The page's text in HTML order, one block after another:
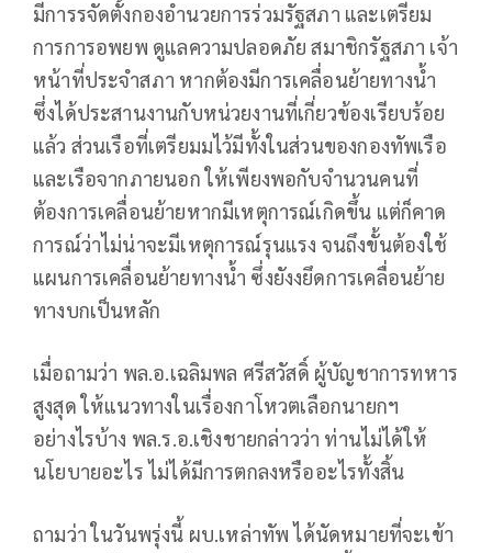
มีการรจัดตั้งกองอำนวยการร่วมรัฐสภา และเตรียม
การการอพยพ ดูแลความปลอดภัย สมาชิกรัฐสภา เจ้า
หน้าที่ประจำสภา หากต้องมีการเคลื่อนย้ายทางน้ำ
ซึ่งได้ประสานงานกับหน่วยงานที่เกี่ยวข้องเรียบร้อย
แล้ว ส่วนเรือที่เตรียมมไว้มีทั้งในส่วนของกองทัพเรือ
และเรือจากภายนอก ให้เพียงพอกับจำนวนคนที่
ต้องการเคลื่อนย้ายหากมีเหตุการณ์เกิดขึ้น แต่ก็คาด
การณ์ว่าไม่น่าจะมีเหตุการณ์รุนแรง จนถึงขั้นต้องใช้
แผนการเคลื่อนย้ายทางน้ำ ซึ่งยังงยึดการเคลื่อนย้าย
ทางบกเป็นหลัก
เมื่อถามว่า พล.อ.เฉลิมพล ศรีสวัสดิ์ ผู้บัญชาการทหาร
สูงสุด ให้แนวทางในเรื่องกาโหวตเลือกนายกฯ
อย่างไรบ้าง พล.ร.อ.เชิงชายกล่าวว่า ท่านไม่ได้ให้
นโยบายอะไร ไม่ได้มีการตกลงหรืออะไรทั้งสิ้น
ถามว่า ในวันพรุ่งนี้ ผบ.เหล่าทัพ ได้นัดหมายที่จะเข้า